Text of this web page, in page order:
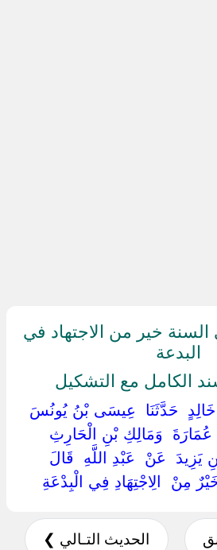
خير من الاجتهاد في
البدعة
الكامل مع التشكيل
‏حَدَّثَنَا ‏ ‏عِيسَى بْنُ يُونُسَ
‏وَمَالِكِ بْنِ الْحَارِثِ
يَزِيدَ ‏ ‏عَنْ ‏ ‏عَبْدِ اللَّهِ ‏ ‏قَالَ
مِنْ ‏ ‏الِاجْتِهَادِ فِي الْبِدْعَةِ
الحديث التـالي ❯